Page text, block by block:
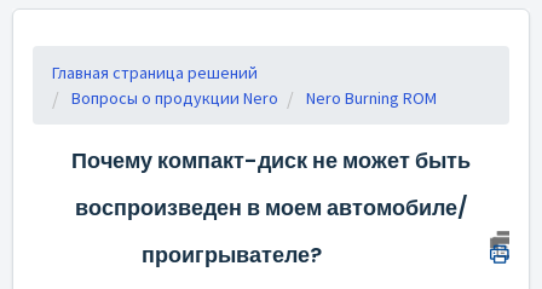
Главная страница решений
Вопросы о продукции Nero
Nero Burning ROM
Почему компакт-диск не может быть
воспроизведен в моем автомобиле/
проигрывателе?